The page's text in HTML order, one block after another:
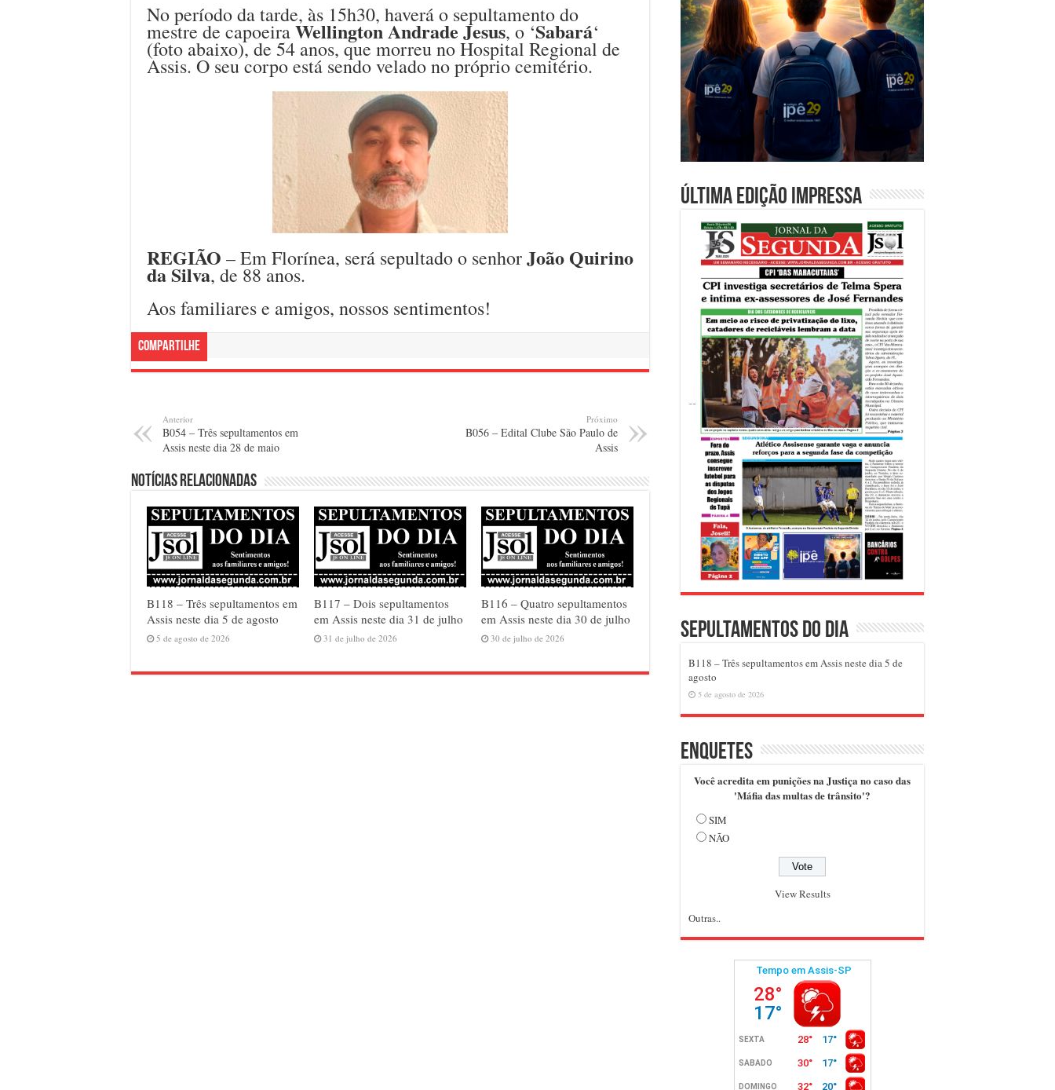
No período da tarde, às 15h30, haverá o sepultamento do
mestre de capoeiraWellington Andrade Jesus, o ‘Sabará‘
(foto abaixo), de 54 anos, que morreu no Hospital Regional de
Assis. O seu corpo está sendo velado no próprio cemitério.
REGIÃO – Em Florínea, será sepultado o senhorJoão Quirino
da Silva, de 88 anos.
Aos familiares e amigos, nossos sentimentos!
Compartilhe
Anterior
B054 – Três sepultamentos em
Assis neste dia 28 de maio
Próximo
B056 – Edital Clube São Paulo de
Assis
Notícias relacionadas
B118 – Três sepultamentos em
Assis neste dia 5 de agosto
5 de agosto de 2026
B117 – Dois sepultamentos
em Assis neste dia 31 de julho
31 de julho de 2026
B116 – Quatro sepultamentos
em Assis neste dia 30 de julho
30 de julho de 2026
Última edição impressa
Sepultamentos do dia
B118 – Três sepultamentos em Assis neste dia 5 de
agosto
5 de agosto de 2026
Enquetes
Você acredita em punições na Justiça no caso das
'Máfia das multas de trânsito'?
SIM
NÃO
View Results
Outras..